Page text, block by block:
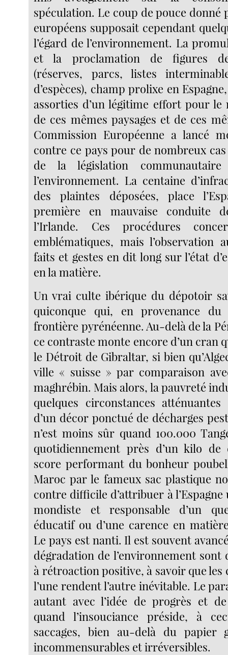
spéculation. Le coup de pouce donné
européens supposait cependant
l’égard de l’environnement. La
et la proclamation de figures de
(réserves, parcs, listes
d’espèces), champ prolixe en
assorties d’un légitime effort pour le
de ces mêmes paysages et de ces
Commission Européenne a lancé
contre ce pays pour de nombreux
de la législation
l’environnement. La centaine
des plaintes déposées, place
première en mauvaise conduite
l’Irlande. Ces procédures
emblématiques, mais l’observation
faits et gestes en dit long sur l’état
en la matière.
Un vrai culte ibérique du dépotoir
quiconque qui, en provenance
frontière pyrénéenne. Au-delà de la
ce contraste monte encore d’un cran
le Détroit de Gibraltar, si bien
ville « suisse » par comparaison
maghrébin. Mais alors, la pauvreté
quelques circonstances
d’un décor ponctué de décharges
n’est moins sûr quand 100.000
quotidiennement près d’un kilo de
score performant du bonheur
Maroc par le fameux sac plastique
contre difficile d’attribuer à
mondiste et responsable d’un
éducatif ou d’une carence en
Le pays est nanti. Il est souvent
dégradation de l’environnement sont
à rétroaction positive, à savoir que les
l’une rendent l’autre inévitable. Le
autant avec l’idée de progrès et
quand l’insouciance préside, à
saccages, bien au-delà du papier
incommensurables et irréversibles.